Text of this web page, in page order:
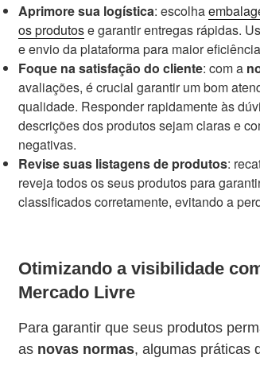
Aprimore sua logística: escolha
os produtose garantir entregas rápidas.
e envio da plataforma para maior
Foque na satisfação do cliente: com a
avaliações, é crucial garantir um bom
qualidade. Responder rapidamente às
descrições dos produtos sejam claras e
negativas.
Revise suas listagens de produtos:
reveja todos os seus produtos para
classificados corretamente, evitando a
Otimizando a visibilidade
Mercado Livre
Para garantir que seus produtos
as novas normas, algumas práticas